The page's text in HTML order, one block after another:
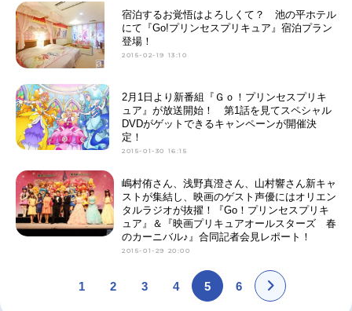
宿泊するお覚悟はよろしくて？ 池の平ホテル
にて『Go!プリンセスプリキュア』宿泊プラン
登場！
2015-02-19 13:10
2月1日より新番組『Ｇｏ！プリンセスプリキ
ュア』が放送開始！ 第1話を見てスペシャル
DVDがゲットできるキャンペーンが開催決
定！
2015-01-30 16:15
嶋村侑さん、浅野真澄さん、山村響さん新キャ
ストが集結し、映画のゲスト声優にはオリエン
タルラジオが抜擢！『Go！プリンセスプリキ
ュア』＆『映画プリキュアオールスターズ 春
のカーニバル♪』合同記者会見レポート！
2015-01-29 20:00
1 2 3 4 5 6